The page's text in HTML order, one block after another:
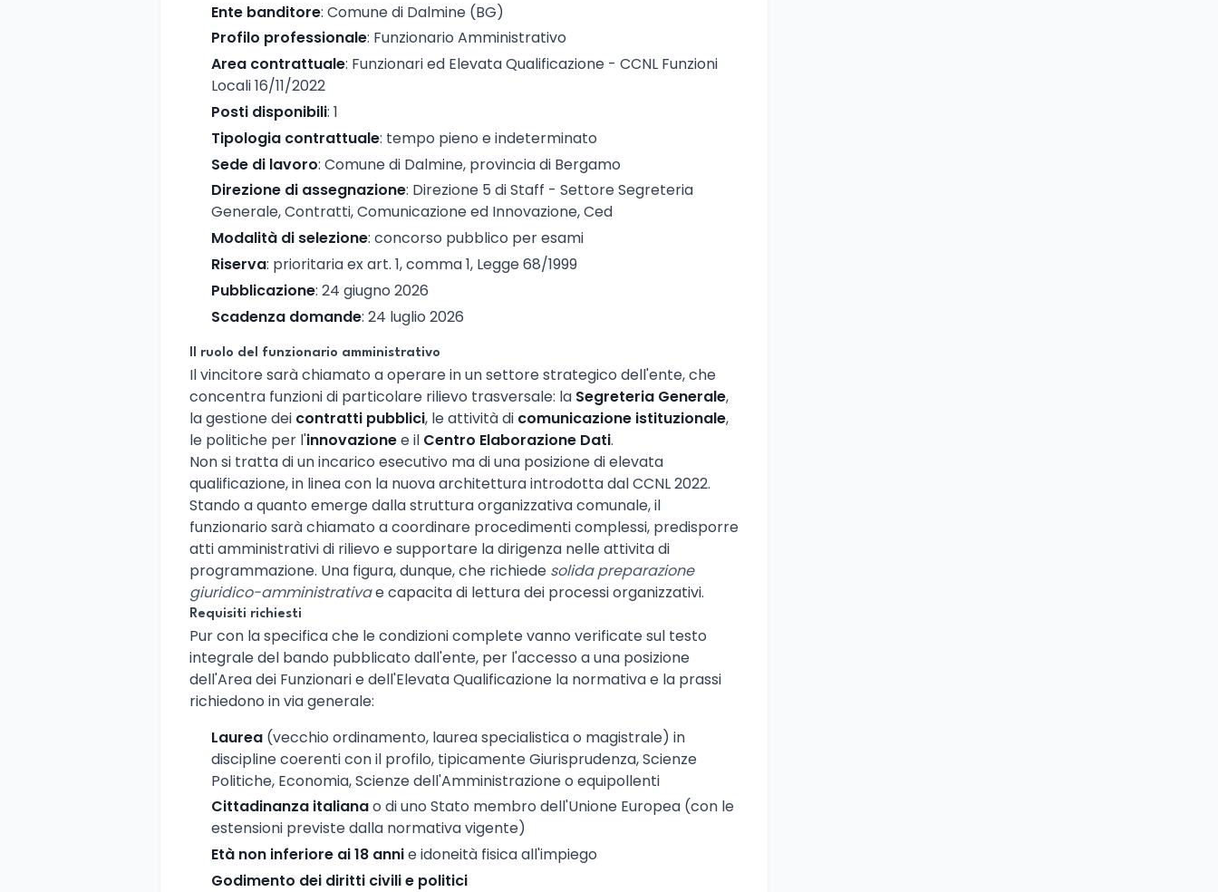
Ente banditore: Comune di Dalmine (BG)
Profilo professionale: Funzionario Amministrativo
Area contrattuale: Funzionari ed Elevata Qualificazione - CCNL Funzioni
Locali 16/11/2022
Posti disponibili: 1
Tipologia contrattuale: tempo pieno e indeterminato
Sede di lavoro: Comune di Dalmine, provincia di Bergamo
Direzione di assegnazione: Direzione 5 di Staff - Settore Segreteria
Generale, Contratti, Comunicazione ed Innovazione, Ced
Modalità di selezione: concorso pubblico per esami
Riserva: prioritaria ex art. 1, comma 1, Legge 68/1999
Pubblicazione: 24 giugno 2026
Scadenza domande: 24 luglio 2026
Il ruolo del funzionario amministrativo
Il vincitore sarà chiamato a operare in un settore strategico dell'ente, che
concentra funzioni di particolare rilievo trasversale: la Segreteria Generale,
la gestione dei contratti pubblici, le attività di comunicazione istituzionale,
le politiche per l'innovazionee il Centro Elaborazione Dati.
Non si tratta di un incarico esecutivo ma di una posizione di elevata
qualificazione, in linea con la nuova architettura introdotta dal CCNL 2022.
Stando a quanto emerge dalla struttura organizzativa comunale, il
funzionario sarà chiamato a coordinare procedimenti complessi, predisporre
atti amministrativi di rilievo e supportare la dirigenza nelle attivita di
programmazione. Una figura, dunque, che richiede solida preparazione
giuridico-amministrativae capacita di lettura dei processi organizzativi.
Requisiti richiesti
Pur con la specifica che le condizioni complete vanno verificate sul testo
integrale del bando pubblicato dall'ente, per l'accesso a una posizione
dell'Area dei Funzionari e dell'Elevata Qualificazione la normativa e la prassi
richiedono in via generale:
Laurea (vecchio ordinamento, laurea specialistica o magistrale) in
discipline coerenti con il profilo, tipicamente Giurisprudenza, Scienze
Politiche, Economia, Scienze dell'Amministrazione o equipollenti
Cittadinanza italianao di uno Stato membro dell'Unione Europea (con le
estensioni previste dalla normativa vigente)
Età non inferiore ai 18 annie idoneità fisica all'impiego
Godimento dei diritti civili e politici